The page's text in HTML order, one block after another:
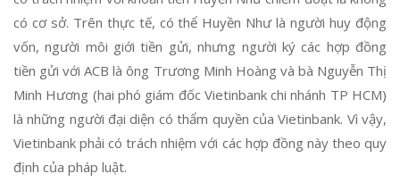
có cơ sở. Trên thực tế, có thể Huyền Như là người huy động
vốn, người môi giới tiền gửi, nhưng người ký các hợp đồng
tiền gửi với ACB là ông Trương Minh Hoàng và bà Nguyễn Thị
Minh Hương (hai phó giám đốc Vietinbank chi nhánh TP HCM)
là những người đại diện có thẩm quyền của Vietinbank. Vì vậy,
Vietinbank phải có trách nhiệm với các hợp đồng này theo quy
định của pháp luật.